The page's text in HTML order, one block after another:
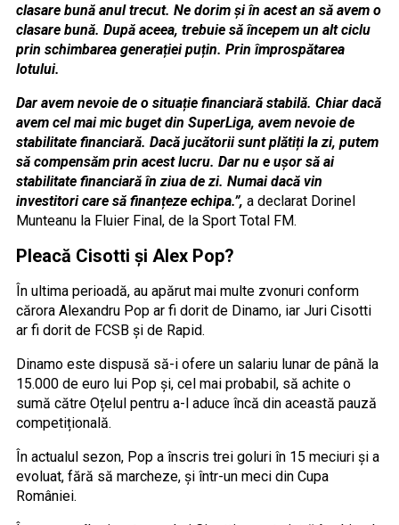
clasare bună anul trecut. Ne dorim și în acest an să avem o
clasare bună. După aceea, trebuie să începem un alt ciclu
prin schimbarea generației puțin. Prin împrospătarea
lotului.
Dar avem nevoie de o situație financiară stabilă. Chiar dacă
avem cel mai mic buget din SuperLiga, avem nevoie de
stabilitate financiară. Dacă jucătorii sunt plătiți la zi, putem
să compensăm prin acest lucru. Dar nu e ușor să ai
stabilitate financiară în ziua de zi. Numai dacă vin
investitori care să finanțeze echipa.”, a declarat Dorinel
Munteanu la Fluier Final, de la Sport Total FM.
Pleacă Cisotti şi Alex Pop?
În ultima perioadă, au apărut mai multe zvonuri conform
cărora Alexandru Pop ar fi dorit de Dinamo, iar Juri Cisotti
ar fi dorit de FCSB şi de Rapid.
Dinamo este dispusă să-i ofere un salariu lunar de până la
15.000 de euro lui Pop și, cel mai probabil, să achite o
sumă către Oțelul pentru a-l aduce încă din această pauză
competițională.
În actualul sezon, Pop a înscris trei goluri în 15 meciuri și a
evoluat, fără să marcheze, și într-un meci din Cupa
României.